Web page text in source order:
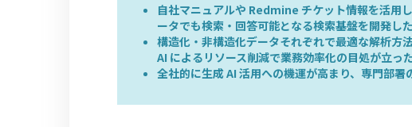
自社マニュアルや Redmine チケット情報を活用
ータでも検索・回答可能となる検索基盤を開発した
構造化・非構造化データそれぞれで最適な解析
AI によるリソース削減で業務効率化の目処が立っ
全社的に生成 AI 活用への機運が高まり、専門部署